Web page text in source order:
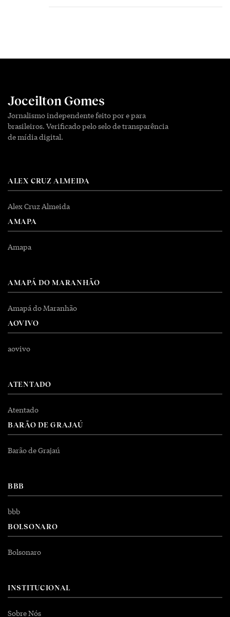
Joceilton Gomes
Jornalismo independente feito por e para
brasileiros. Verificado pelo selo de transparência
de mídia digital.
ALEX CRUZ ALMEIDA
Alex Cruz Almeida
AMAPA
Amapa
AMAPÁ DO MARANHÃO
Amapá do Maranhão
AOVIVO
aovivo
ATENTADO
Atentado
BARÃO DE GRAJAÚ
Barão de Grajaú
BBB
bbb
BOLSONARO
Bolsonaro
INSTITUCIONAL
Sobre Nós